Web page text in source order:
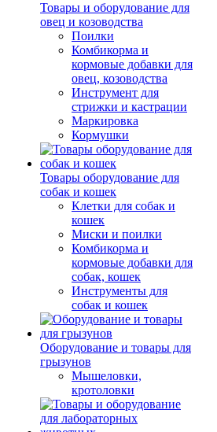
Товары и оборудование для
овец и козоводства
Поилки
Комбикорма и
кормовые добавки для
овец, козоводства
Инструмент для
стрижки и кастрации
Маркировка
Кормушки
Товары оборудование для
собак и кошек
Клетки для собак и
кошек
Миски и поилки
Комбикорма и
кормовые добавки для
собак, кошек
Инструменты для
собак и кошек
Оборудование и товары для
грызунов
Мышеловки,
кротоловки